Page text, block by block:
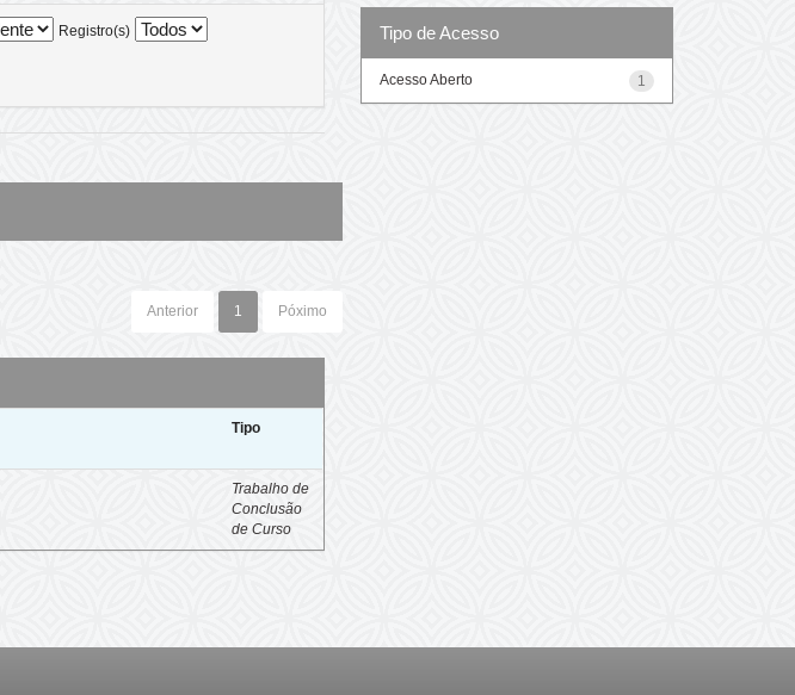
Registro(s)
Anterior 1 Póximo
Tipo
Trabalho de
Conclusão
de Curso
Tipo de Acesso
1
Acesso Aberto